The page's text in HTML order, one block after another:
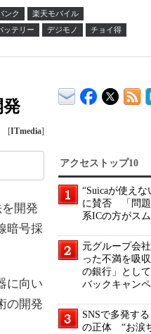
ンク
楽天モバイル
ッテリー デジモノ
チョイ得
[ITmedia]
開発
暗号採
に向い
の開発
アクセストップ10
“Suicaが使え
に賛否 「問題
系ICの方がスム
元グループ会
った不満を吸
の銀行」とし
バックキャン
SNSで多発す
の正体 “お涙